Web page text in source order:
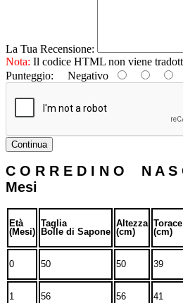
La Tua Recensione:
Nota: Il codice HTML non viene
Punteggio: Negativo
Continua
C O R R E D I N O N A
Mesi
Età
(Mesi)
Taglia
Bolle di Sapone
Altezza
(cm)
Torace
(cm)
0 50 50 39
1 56 56 41